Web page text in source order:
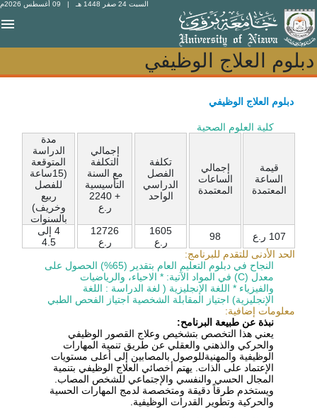
السبت 24 صفر 1448 هـ | 09 أغسطس 2026م
دبلوم العلاج الوظيفي
دبلوم العلاج الوظيفي
دبلوم العلاج الوظيفي
كلية العلوم الصحية
قيمة
الساعة
المعتمدة
إجمالي
الساعات
المعتمدة
تكلفة
الفصل
الدراسي
الواحد
إجمالي
التكلفة
مع السنة
التأسيسية
+ 2240
ر.ع
مدة
الدراسة
المتوقعة
(15ساعة
للفصل
ربيع
وخريف)
بالسنوات
107 ر.ع
98
1605
ر.ع
12726
ر.ع
4 إلى
4.5
الحد الأدنى للتقدم للبرنامج:
النجاح في دبلوم التعليم العام بتقدير (65%) الحصول على
معدل (C) في المواد الآتية: * الاحياء، والرياضيات
والفيزياء * اللغة الإنجليزية ( لغة الدراسة : اللغة
الإنجليزية) اجتياز المقابلة الشخصية اجتياز الفحص الطبي
معلومات إضافية:
نبذة عن طبيعة البرنامح:
يعني هذا التخصص بتشخيص وعلاج القصور الوظيفي
والحركي والذهني والعقلي عن طريق تنمية المهارات
الوظيفية والمهنيةللوصول بالمصابين إلى أعلى مستويات
الإعتماد على الذات. يهتم أخصائي العلاج الوظيفي بتنمية
المجال الحسي والنفسي والإجتماعي للشخص المصاب.
ويستخدم طرقاً دقيقة ومتخصصة لدمج المهارات الحسية
والحركية وتطوير القدرات الوظيفية.